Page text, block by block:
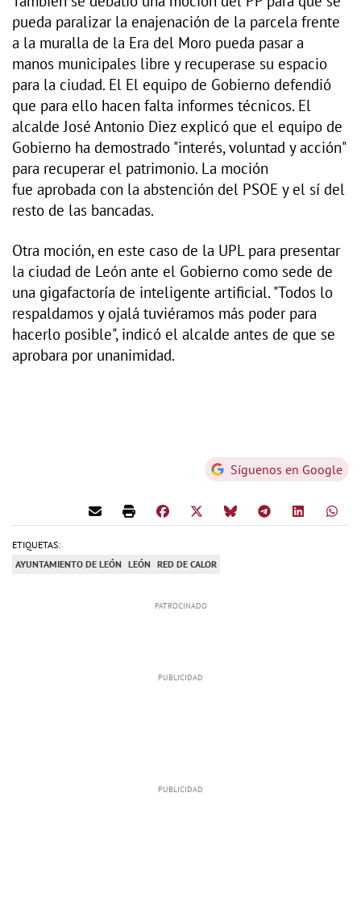
pueda paralizar la enajenación de la parcela frente
a la muralla de la Era del Moro pueda pasar a
manos municipales libre y recuperase su espacio
para la ciudad. El El equipo de Gobierno defendió
que para ello hacen falta informes técnicos. El
alcalde José Antonio Diez explicó que el equipo de
Gobierno ha demostrado "interés, voluntad y acción"
para recuperar el patrimonio. La moción
fue aprobada con la abstención del PSOE y el sí del
resto de las bancadas.
Otra moción, en este caso de la UPL para presentar
la ciudad de León ante el Gobierno como sede de
una gigafactoría de inteligente artificial. "Todos lo
respaldamos y ojalá tuviéramos más poder para
hacerlo posible", indicó el alcalde antes de que se
aprobara por unanimidad.
Síguenos en Google
ETIQUETAS:
AYUNTAMIENTO DE LEÓN LEÓN RED DE CALOR